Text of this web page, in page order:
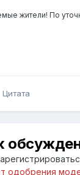
жители! По
Цитата
одобрения